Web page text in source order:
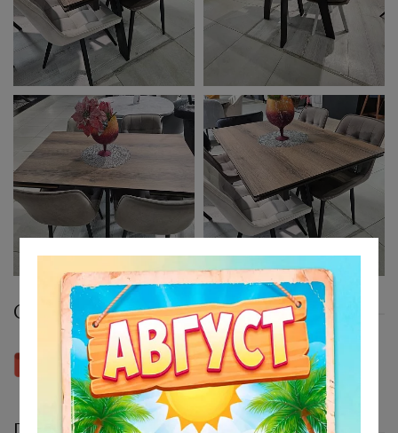
Сборка - фото и видеоинструкции
Скачать инструкцию